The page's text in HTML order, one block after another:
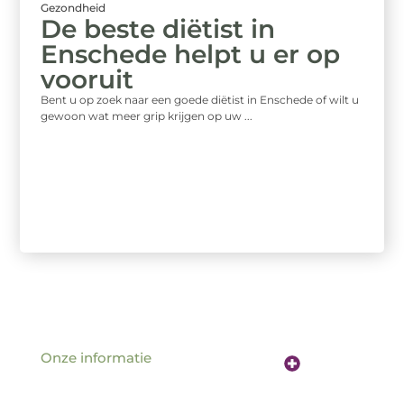
Gezondheid
De beste diëtist in
Enschede helpt u er op
vooruit
Bent u op zoek naar een goede diëtist in Enschede of wilt u
gewoon wat meer grip krijgen op uw ...
Onze informatie